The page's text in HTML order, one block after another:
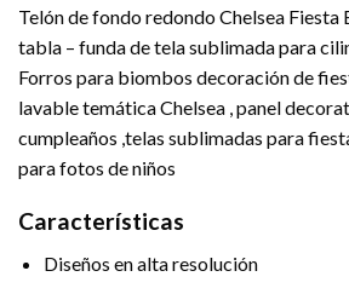
Telón de fondo redondo Chelsea Fiesta
tabla – funda de tela sublimada para
Forros para biombos decoración de
lavable temática Chelsea , panel
cumpleaños ,telas sublimadas para
para fotos de niños
Características
Diseños en alta resolución